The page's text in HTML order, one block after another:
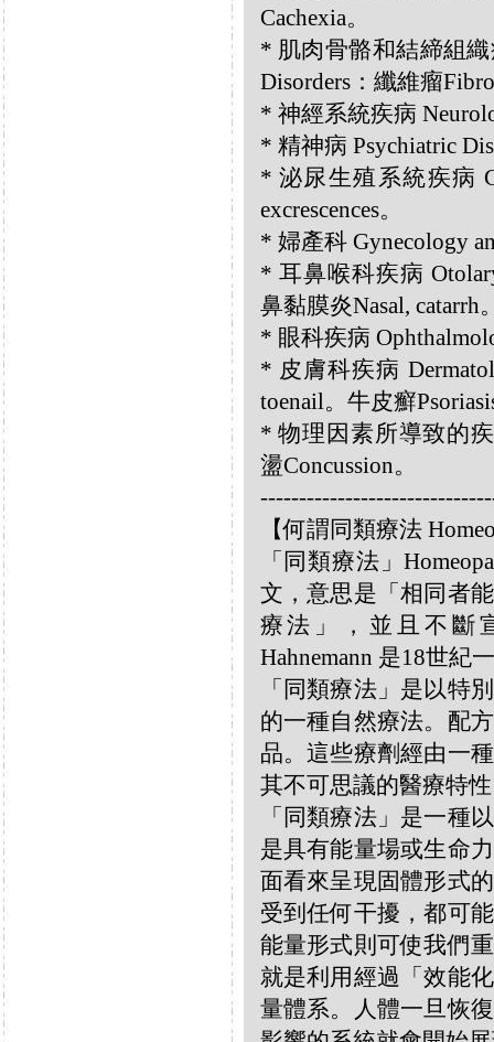
Cachexia。
* 肌肉骨骼和結締組織
Disorders：纖維瘤
* 神經系統疾病
* 精神病 Psychiatric
* 泌尿生殖系統疾病
excrescences。
* 婦產科 Gynecology
* 耳鼻喉科疾病
鼻黏膜炎Nasal, catarrh
* 眼科疾病
* 皮膚科疾病
toenail。牛皮癬
* 物理因素所導致的疾
盪Concussion。
【何謂同類療法
「同類療法」
文，意思是「相同者
療法」，並且不斷
Hahnemann 是18世紀
「同類療法」是以特
的一種自然療法。配
品。這些療劑經由一
其不可思議的醫療特
「同類療法」是一種
是具有能量場或生命
面看來呈現固體形式
受到任何干擾，都可
能量形式則可使我們
就是利用經過「效能
量體系。人體一旦恢